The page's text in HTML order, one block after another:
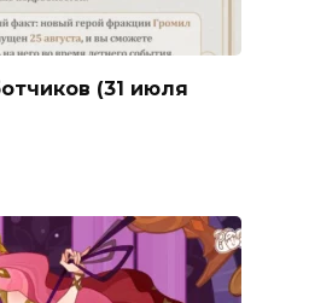
(31 июля